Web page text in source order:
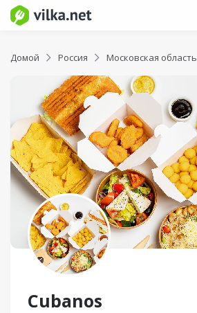
Домой Россия Московская область
Cubanos